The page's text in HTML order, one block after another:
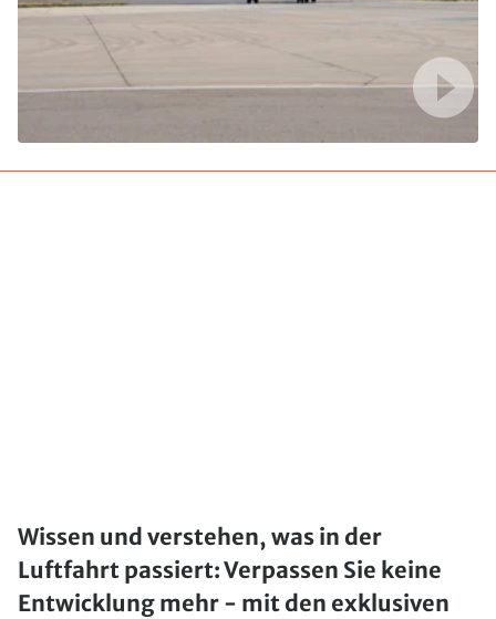
Wissen und verstehen, was in der
Luftfahrt passiert: Verpassen Sie keine
Entwicklung mehr - mit den exklusiven